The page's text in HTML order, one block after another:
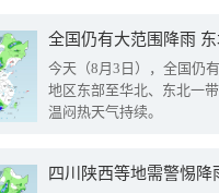
全国仍有大范围降雨
今天（8月3日），全国仍
地区东部至华北、东北一
温闷热天气持续。